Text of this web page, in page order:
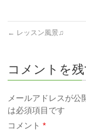
← レッスン風景♫
コメントを残
メールアドレスが公
は必須項目です
コメント*